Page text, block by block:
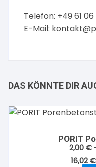
Telefon: +49 61
E-Mail:
DAS KÖNNTE DIR
PORIT
2,00€
16,02€